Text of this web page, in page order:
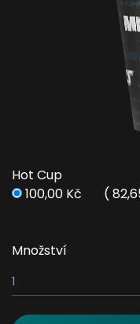
Hot Cup
100,00 Kč (
Množství